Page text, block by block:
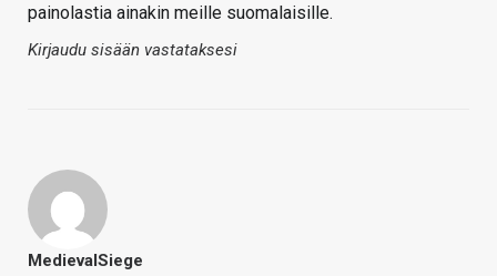
painolastia ainakin meille suomalaisille.
Kirjaudu sisään vastataksesi
MedievalSiege